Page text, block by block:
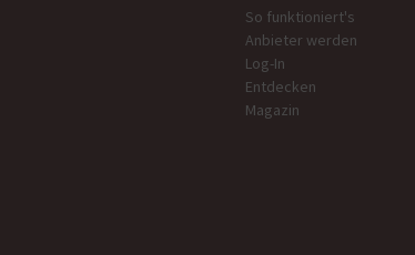
So funktioniert's
Anbieter werden
Log-In
Entdecken
Magazin